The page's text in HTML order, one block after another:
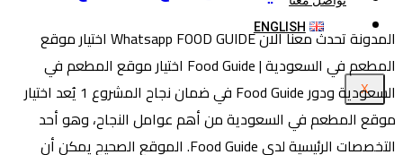
ENGLISH
X
المدونة تحدث معنا الان Whatsapp FOOD GUIDE اختيار موقع
المطعم في السعودية | Food Guide اختيار موقع المطعم في
السعودية ودور Food Guide في ضمان نجاح المشروع 1 يُعد اختيار
موقع المطعم في السعودية من أهم عوامل النجاح، وهو أحد
التخصصات الرئيسية لدى Food Guide. الموقع الصحيح يمكن أن